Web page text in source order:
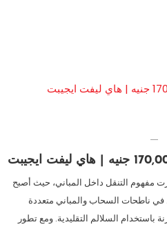
مفهوم التنقل داخل المباني، حيث أصبح
ناطحات السحاب والمباني متعددة
باستخدام السلالم التقليدية. ومع تطور